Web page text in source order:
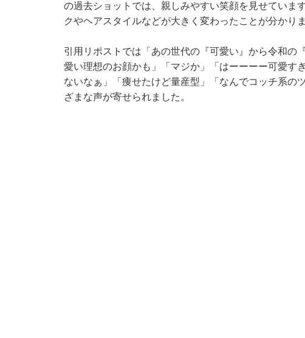
の過去ショットでは、親しみやすい笑顔を見せていま
クやヘアスタイルなどが大きく変わったことが分かりま
引用リポストでは「あの世代の『可愛い』から令和の
愛い理想のお顔かも」「マジか」「はーーーー可愛す
ないなぁ」「痩せたけど量産型」「なんでコッチ系の
ざまな声が寄せられました。